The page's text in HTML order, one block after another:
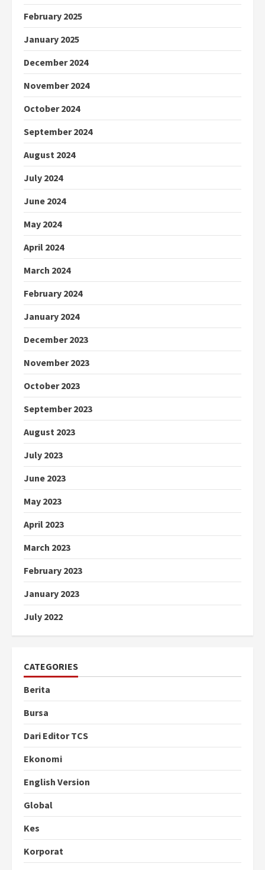
February 2025
January 2025
December 2024
November 2024
October 2024
September 2024
August 2024
July 2024
June 2024
May 2024
April 2024
March 2024
February 2024
January 2024
December 2023
November 2023
October 2023
September 2023
August 2023
July 2023
June 2023
May 2023
April 2023
March 2023
February 2023
January 2023
July 2022
CATEGORIES
Berita
Bursa
Dari Editor TCS
Ekonomi
English Version
Global
Kes
Korporat